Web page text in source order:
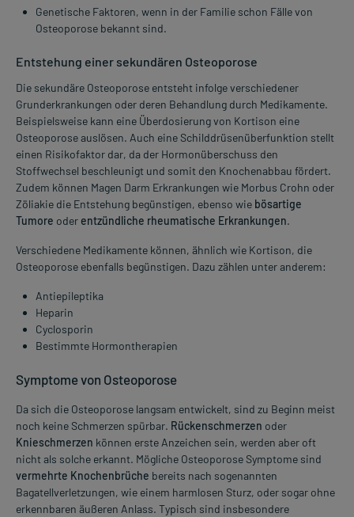
Genetische Faktoren, wenn in der Familie schon Fälle von
Osteoporose bekannt sind.
Entstehung einer sekundären Osteoporose
Die sekundäre Osteoporose entsteht infolge verschiedener
Grunderkrankungen oder deren Behandlung durch Medikamente.
Beispielsweise kann eine Überdosierung von Kortison eine
Osteoporose auslösen. Auch eine Schilddrüsenüberfunktion stellt
einen Risikofaktor dar, da der Hormonüberschuss den
Stoffwechsel beschleunigt und somit den Knochenabbau fördert.
Zudem können Magen Darm Erkrankungen wie Morbus Crohn oder
Zöliakie die Entstehung begünstigen, ebenso wie bösartige
Tumore oderentzündliche rheumatische Erkrankungen.
Verschiedene Medikamente können, ähnlich wie Kortison, die
Osteoporose ebenfalls begünstigen. Dazu zählen unter anderem:
Antiepileptika
Heparin
Cyclosporin
Bestimmte Hormontherapien
Symptome von Osteoporose
Da sich die Osteoporose langsam entwickelt, sind zu Beginn meist
noch keine Schmerzen spürbar. Rückenschmerzen oder
Knieschmerzen können erste Anzeichen sein, werden aber oft
nicht als solche erkannt. Mögliche Osteoporose Symptome sind
vermehrte Knochenbrüche bereits nach sogenannten
Bagatellverletzungen, wie einem harmlosen Sturz, oder sogar ohne
erkennbaren äußeren Anlass. Typisch sind insbesondere